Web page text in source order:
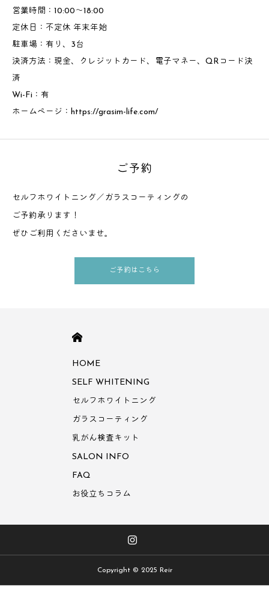
営業時間：10:00～18:00
定休日：不定休 年末年始
駐車場：有り、3台
決済方法：現金、クレジットカード、電子マネー、QRコード決
済
Wi-Fi：有
ホームページ： https://grasim-life.com/
ご予約
セルフホワイトニング／ガラスコーティングの
ご予約承ります！
ぜひご利用くださいませ。
ご予約はこちら
HOME
SELF WHITENING
セルフホワイトニング
ガラスコーティング
乳がん検査キット
SALON INFO
FAQ
お役立ちコラム
Copyright © 2025 Reir